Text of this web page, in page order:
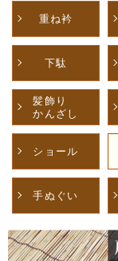
重ね衿
下駄
髪飾り
かんざし
ショール
手ぬぐい